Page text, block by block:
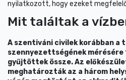
nyilatkozott, hogy ezeket
Mit találtak a
A szentiváni civilek korábban a
szennyezettségének
gyűjtöttek össze. Az
meghatározták az a három